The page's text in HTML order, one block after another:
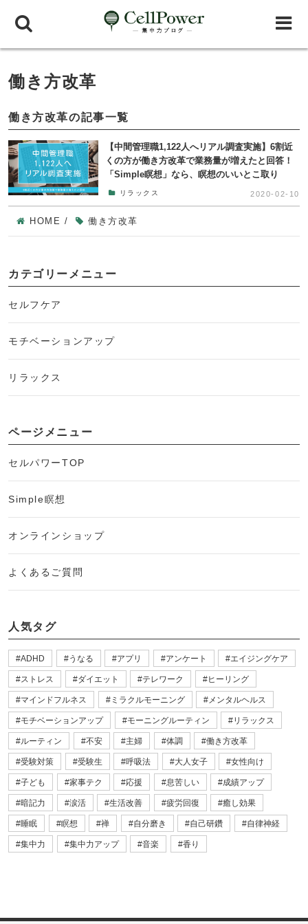
働き方改革
働き方改革の記事一覧
【中間管理職1,122人へリアル調査実施】6割近
くの方が働き方改革で業務量が増えたと回答！
「Simple瞑想」なら、瞑想のいいとこ取り
リラックス 2020-02-10
HOME / 働き方改革
カテゴリーメニュー
セルフケア
モチベーションアップ
リラックス
ページメニュー
セルパワーTOP
Simple瞑想
オンラインショップ
よくあるご質問
人気タグ
ADHD うなる アプリ アンケート エイジングケア
ストレス ダイエット テレワーク ヒーリング
マインドフルネス ミラクルモーニング メンタルヘルス
モチベーションアップ モーニングルーティン リラックス
ルーティン 不安 主婦 体調 働き方改革
受験対策 受験生 呼吸法 大人女子 女性向け
子ども 家事テク 応援 息苦しい 成績アップ
暗記力 涙活 生活改善 疲労回復 癒し効果
睡眠 瞑想 禅 自分磨き 自己研鑽 自律神経
集中力 集中力アップ 音楽 香り